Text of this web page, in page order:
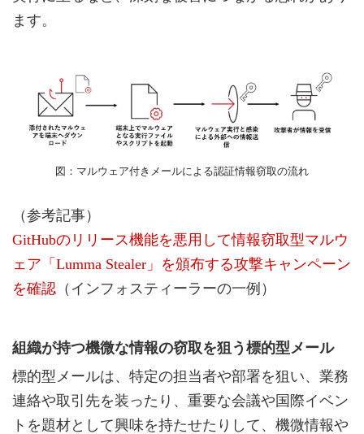
ます。
図：マルウェア付きメールによる認証情報窃取の流れ
（参考記事）
GitHubのリリース機能を悪用して情報窃取型マルウ
ェア「Lumma Stealer」を頒布する攻撃キャンペーン
を確認 （インフォスティーラーの一例）
組織が持つ機微な情報の窃取を狙う標的型メール
標的型メールは、特定の担当者や部署を狙い、業務
連絡や取引先を装ったり、重要な会議や国際イベン
トを題材として興味を持たせたりして、機微情報や